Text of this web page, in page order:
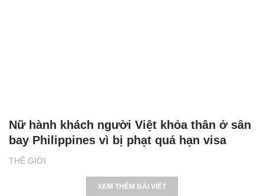
THẾ GIỚI
Nữ hành khách người Việt khỏa thân ở sân
bay Philippines vì bị phạt quá hạn visa
XEM THÊM BÀI VIẾT